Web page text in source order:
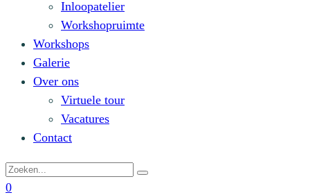
Inloopatelier
Workshopruimte
Workshops
Galerie
Over ons
Virtuele tour
Vacatures
Contact
0